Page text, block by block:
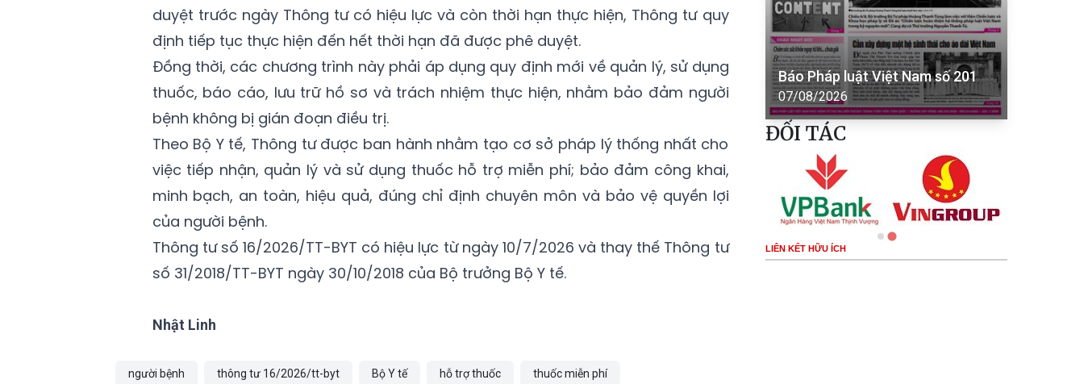
duyệt trước ngày Thông tư có hiệu lực và còn thời hạn thực hiện, Thông tư quy
định tiếp tục thực hiện đến hết thời hạn đã được phê duyệt.
Đồng thời, các chương trình này phải áp dụng quy định mới về quản lý, sử dụng
thuốc, báo cáo, lưu trữ hồ sơ và trách nhiệm thực hiện, nhằm bảo đảm người
bệnh không bị gián đoạn điều trị.
Theo Bộ Y tế, Thông tư được ban hành nhằm tạo cơ sở pháp lý thống nhất cho
việc tiếp nhận, quản lý và sử dụng thuốc hỗ trợ miễn phí; bảo đảm công khai,
minh bạch, an toàn, hiệu quả, đúng chỉ định chuyên môn và bảo vệ quyền lợi
của người bệnh.
Thông tư số 16/2026/TT-BYT có hiệu lực từ ngày 10/7/2026 và thay thế Thông tư
số 31/2018/TT-BYT ngày 30/10/2018 của Bộ trưởng Bộ Y tế.
Nhật Linh
người bệnh thông tư 16/2026/tt-byt Bộ Y tế hỗ trợ thuốc thuốc miễn phí
Báo Pháp luật Việt Nam số 201
07/08/2026
ĐỐI TÁC
LIÊN KẾT HỮU ÍCH